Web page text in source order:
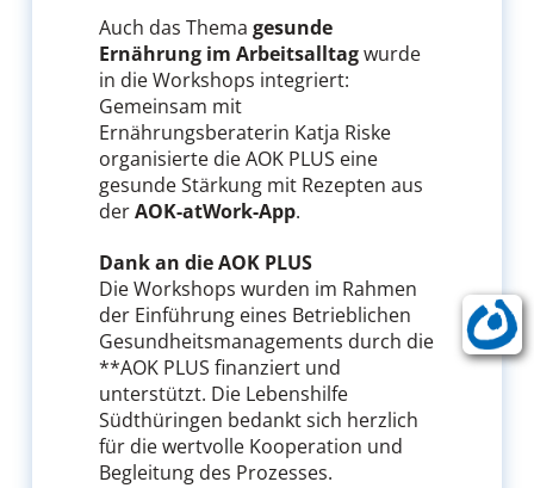
Auch das Thema gesunde
Ernährung im Arbeitsalltagwurde
in die Workshops integriert:
Gemeinsam mit
Ernährungsberaterin Katja Riske
organisierte die AOK PLUS eine
gesunde Stärkung mit Rezepten aus
derAOK-atWork-App.
Dank an die AOK PLUS
Die Workshops wurden im Rahmen
der Einführung eines Betrieblichen
Gesundheitsmanagements durch die
**AOK PLUS finanziert und
unterstützt. Die Lebenshilfe
Südthüringen bedankt sich herzlich
für die wertvolle Kooperation und
Begleitung des Prozesses.